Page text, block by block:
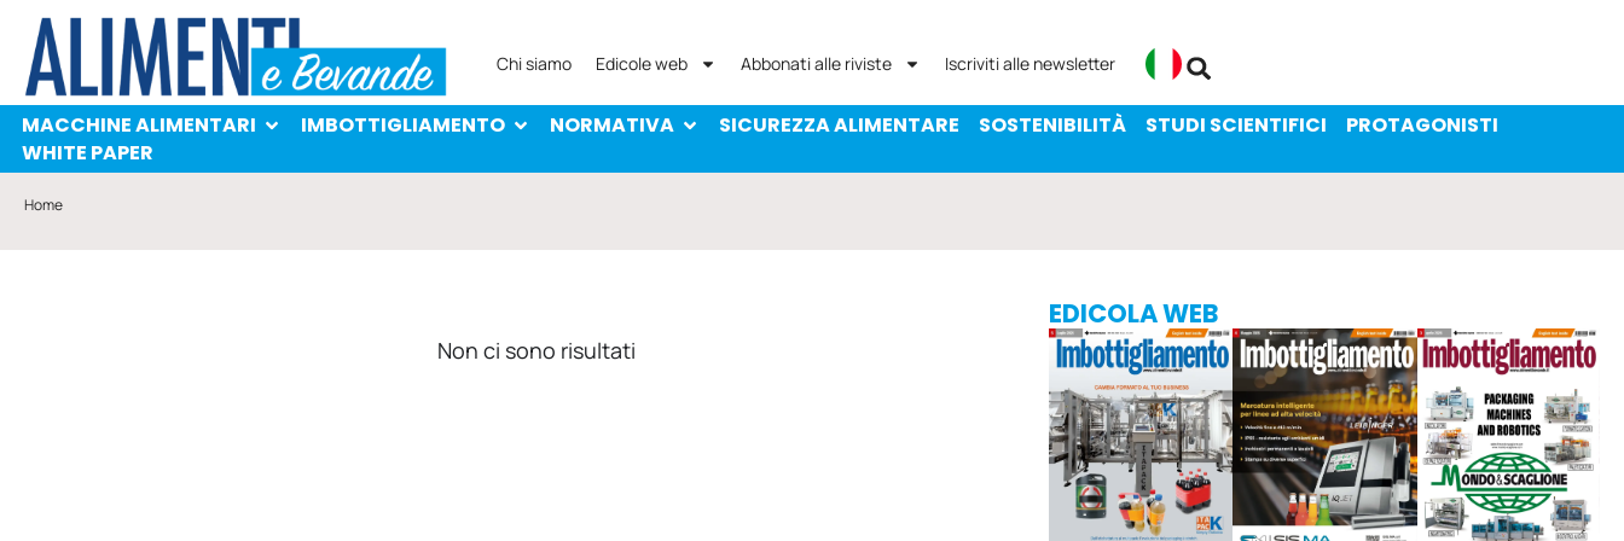
MACCHINE ALIMENTARI
PROTAGONISTI
WHITE PAPER
Chi siamo Edicole web Abbonati alle riviste Iscriviti alle newsletter
MACCHINE ALIMENTARI IMBOTTIGLIAMENTO NORMATIVA SICUREZZA ALIMENTARE SOSTENIBILITÀ STUDI SCIENTIFICI
PROTAGONISTI
WHITE PAPER
Home
Non ci sono risultati
EDICOLA WEB